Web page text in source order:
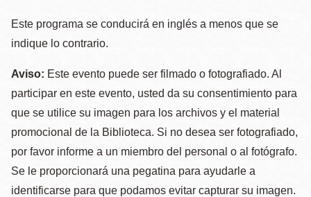
Este programa se conducirá en inglés a menos que se
indique lo contrario.
Aviso: Este evento puede ser filmado o fotografiado. Al
participar en este evento, usted da su consentimiento para
que se utilice su imagen para los archivos y el material
promocional de la Biblioteca. Si no desea ser fotografiado,
por favor informe a un miembro del personal o al fotógrafo.
Se le proporcionará una pegatina para ayudarle a
identificarse para que podamos evitar capturar su imagen.